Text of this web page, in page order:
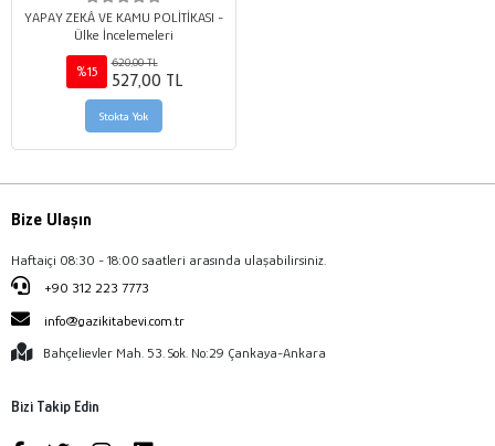
YAPAY ZEKÂ VE KAMU POLİTİKASI -
Ülke İncelemeleri
%15
620,00 TL
527,00 TL
Stokta Yok
Bize Ulaşın
Haftaiçi 08:30 - 18:00 saatleri arasında ulaşabilirsiniz.
+90 312 223 7773
info@gazikitabevi.com.tr
Bahçelievler Mah. 53. Sok. No:29 Çankaya-Ankara
Bizi Takip Edin